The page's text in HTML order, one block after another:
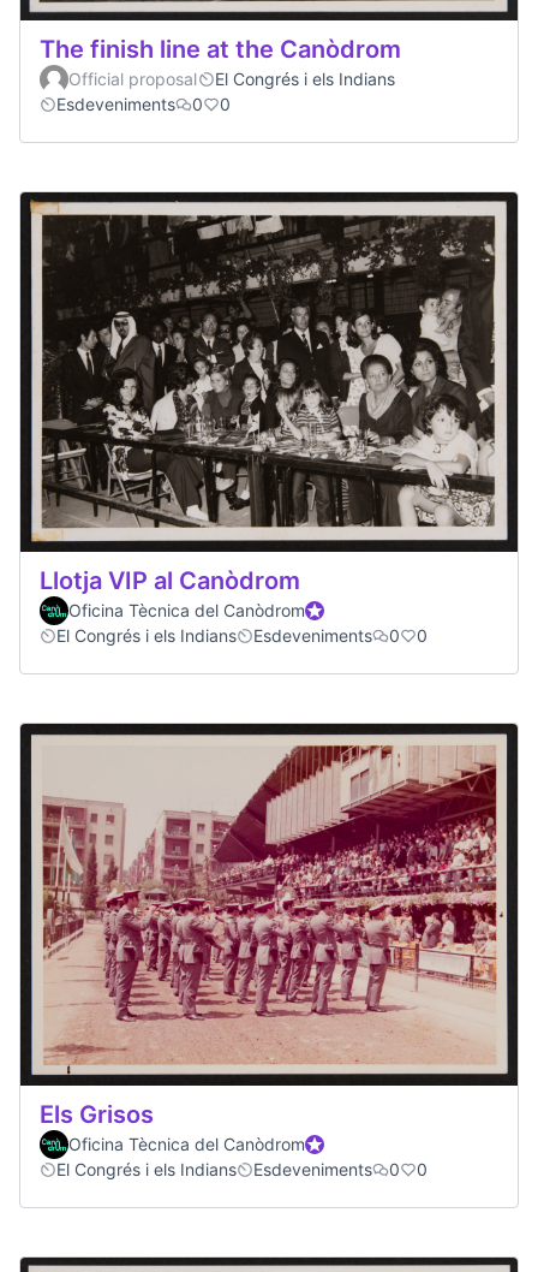
The finish line at the Canòdrom
Official proposal
El Congrés i els Indians
Esdeveniments
0 0
Llotja VIP al Canòdrom
Oficina Tècnica del CanòdromOfficial participant
El Congrés i els Indians
Esdeveniments 0 0
Els Grisos
Oficina Tècnica del CanòdromOfficial participant
El Congrés i els Indians
Esdeveniments 0 0